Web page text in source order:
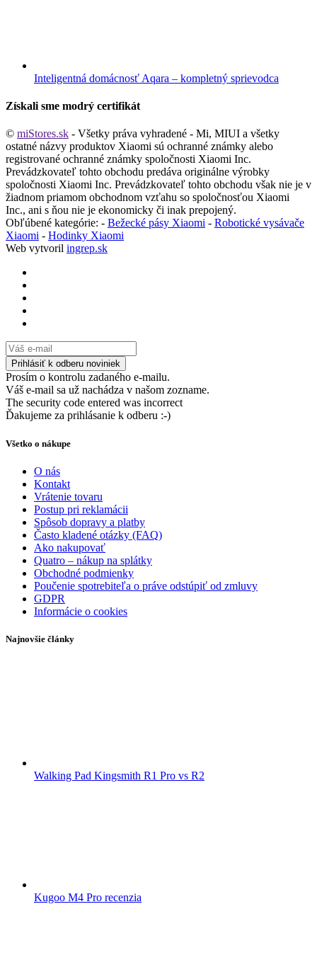
Inteligentná domácnosť Aqara – kompletný sprievodca
Získali sme modrý certifikát
© miStores.sk - Všetky práva vyhradené - Mi, MIUI a všetky
ostatné názvy produktov Xiaomi sú ochranné známky alebo
registrované ochranné známky spoločnosti Xiaomi Inc.
Prevádzkovateľ tohto obchodu predáva originálne výrobky
spoločnosti Xiaomi Inc. Prevádzkovateľ tohto obchodu však nie je v
žiadnom priamom obchodnom vzťahu so spoločnosťou Xiaomi
Inc., ani s ňou nie je ekonomicky či inak prepojený.
Obľúbené kategórie: - Bežecké pásy Xiaomi - Robotické vysávače
Xiaomi - Hodinky Xiaomi
Web vytvoril ingrep.sk
Prosím o kontrolu zadaného e-mailu.
Váš e-mail sa už nachádza v našom zozname.
The security code entered was incorrect
Ďakujeme za prihlásanie k odberu :-)
Všetko o nákupe
O nás
Kontakt
Vrátenie tovaru
Postup pri reklamácii
Spôsob dopravy a platby
Často kladené otázky (FAQ)
Ako nakupovať
Quatro – nákup na splátky
Obchodné podmienky
Poučenie spotrebiteľa o práve odstúpiť od zmluvy
GDPR
Informácie o cookies
Najnovšie články
Walking Pad Kingsmith R1 Pro vs R2
Kugoo M4 Pro recenzia